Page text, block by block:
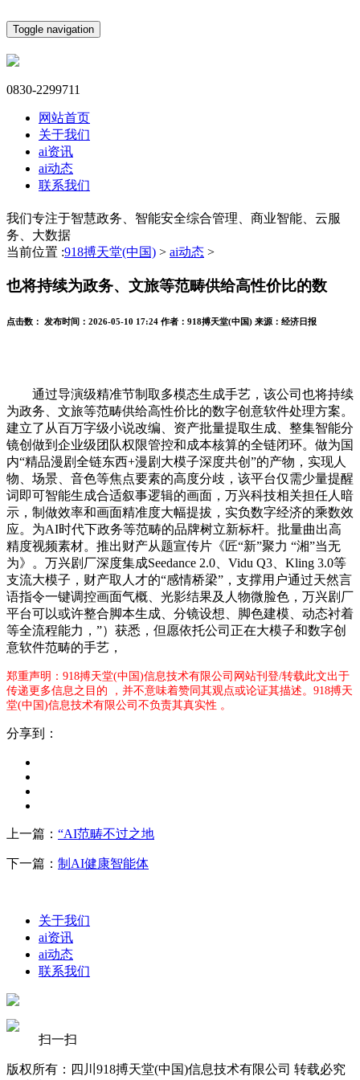
Toggle navigation
0830-2299711
网站首页
关于我们
ai资讯
ai动态
联系我们
我们专注于智慧政务、智能安全综合管理、商业智能、云服
务、大数据
当前位置 :918搏天堂(中国) > ai动态 >
也将持续为政务、文旅等范畴供给高性价比的数
点击数： 发布时间： 2026-05-10 17:24 作者： 918搏天堂(中国) 来源： 经济日报
通过导演级精准节制取多模态生成手艺，该公司也将持续
为政务、文旅等范畴供给高性价比的数字创意软件处理方案。
建立了从百万字级小说改编、资产批量提取生成、整集智能分
镜创做到企业级团队权限管控和成本核算的全链闭环。做为国
内“精品漫剧全链东西+漫剧大模子深度共创”的产物，实现人
物、场景、音色等焦点要素的高度分歧，该平台仅需少量提醒
词即可智能生成合适叙事逻辑的画面，万兴科技相关担任人暗
示，制做效率和画面精准度大幅提拔，实负数字经济的乘数效
应。为AI时代下政务等范畴的品牌树立新标杆。批量曲出高
精度视频素材。推出财产从题宣传片《匠“新”聚力 “湘”当无
为》。万兴剧厂深度集成Seedance 2.0、Vidu Q3、Kling 3.0等
支流大模子，财产取人才的“感情桥梁”，支撑用户通过天然言
语指令一键调控画面气概、光影结果及人物微脸色，万兴剧厂
平台可以或许整合脚本生成、分镜设想、脚色建模、动态衬着
等全流程能力，”）获悉，但愿依托公司正在大模子和数字创
意软件范畴的手艺，
郑重声明：918搏天堂(中国)信息技术有限公司网站刊登/转载此文出于
传递更多信息之目的 ，并不意味着赞同其观点或论证其描述。918搏天
堂(中国)信息技术有限公司不负责其真实性 。
分享到：
上一篇： “AI范畴不过之地
下一篇： 制AI健康智能体
关于我们
ai资讯
ai动态
联系我们
扫一扫
版权所有：四川918搏天堂(中国)信息技术有限公司 转载必究